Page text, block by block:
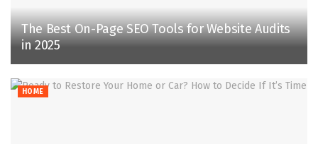
The Best On-Page SEO Tools for Website Audits
in 2025
HOME